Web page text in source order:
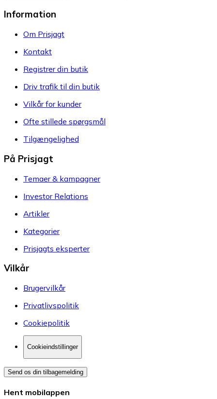
Information
Om Prisjagt
Kontakt
Registrer din butik
Driv trafik til din butik
Vilkår for kunder
Ofte stillede spørgsmål
Tilgængelighed
På Prisjagt
Temaer & kampagner
Investor Relations
Artikler
Kategorier
Prisjagts eksperter
Vilkår
Brugervilkår
Privatlivspolitik
Cookiepolitik
Cookieindstillinger
Send os din tilbagemelding
Hent mobilappen